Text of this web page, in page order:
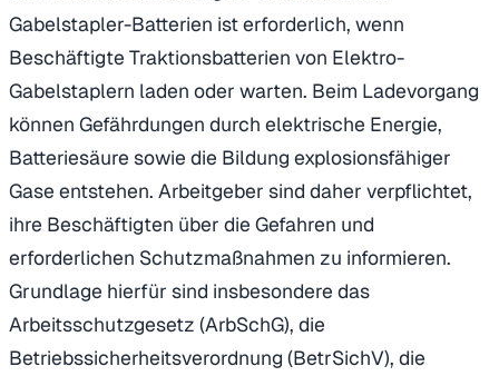
Gabelstapler-Batterien ist erforderlich, wenn
Beschäftigte Traktionsbatterien von Elektro-
Gabelstaplern laden oder warten. Beim Ladevorgang
können Gefährdungen durch elektrische Energie,
Batteriesäure sowie die Bildung explosionsfähiger
Gase entstehen. Arbeitgeber sind daher verpflichtet,
ihre Beschäftigten über die Gefahren und
erforderlichen Schutzmaßnahmen zu informieren.
Grundlage hierfür sind insbesondere das
Arbeitsschutzgesetz (ArbSchG), die
Betriebssicherheitsverordnung (BetrSichV), die